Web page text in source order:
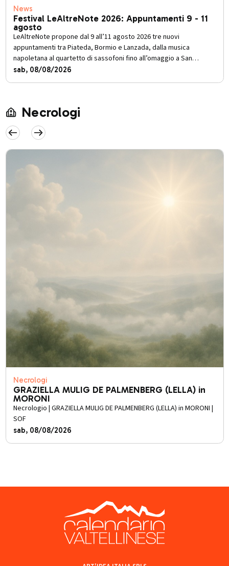
News
Festival LeAltreNote 2026: Appuntamenti 9 - 11
agosto
LeAltreNote propone dal 9 all’11 agosto 2026 tre nuovi
appuntamenti tra Piateda, Bormio e Lanzada, dalla musica
napoletana al quartetto di sassofoni fino all’omaggio a San
Francesco d’Assisi.
sab, 08/08/2026
Necrologi
Necrologi
GRAZIELLA MULIG DE PALMENBERG (LELLA) in
MORONI
Necrologio | GRAZIELLA MULIG DE PALMENBERG (LELLA) in MORONI |
SOF
sab, 08/08/2026